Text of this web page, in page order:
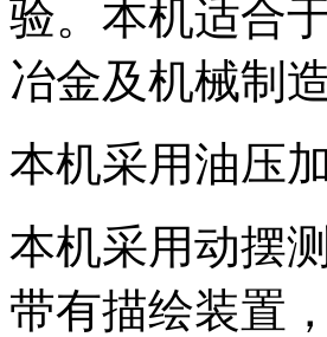
验。本机适合
冶金及机械制
本机采用油压
本机采用动摆
带有描绘装置